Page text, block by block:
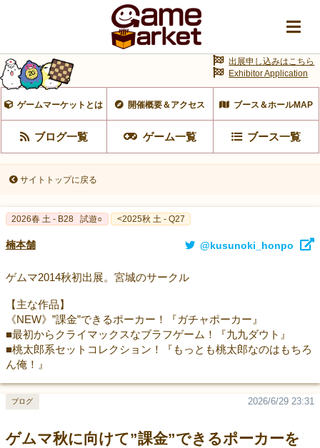
ゲームマーケットとは 開催概要＆アクセス ブース＆ホールMAP
ブログ一覧 ゲーム一覧 ブース一覧
出展申し込みはこちら
Exhibitor Application
サイトトップに戻る
2026春 土 - B28 試遊○ <2025秋 土 - Q27
楠本舗 @kusunoki_honpo
ゲムマ2014秋初出展。宮城のサークル
【主な作品】
《NEW》”課金”できるポーカー！『ガチャポーカー』
■最初からクライマックスなブラフゲーム！『九九ダウト』
■桃太郎系セットコレクション！『もっとも桃太郎なのはもちろ
ん俺！』
ゲムマ秋に向けて”課金”できるポーカーを
2026/6/29 23:31
ブログ